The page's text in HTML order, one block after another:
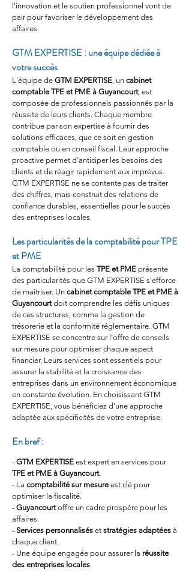
l'innovation et le soutien professionnel vont de
pair pour favoriser le développement des
affaires.
GTM EXPERTISE : une équipe dédiée à
votre succès
L'équipe de GTM EXPERTISE, un cabinet
comptable TPE et PME à Guyancourt, est
composée de professionnels passionnés par la
réussite de leurs clients. Chaque membre
contribue par son expertise à fournir des
solutions efficaces, que ce soit en gestion
comptable ou en conseil fiscal. Leur approche
proactive permet d'anticiper les besoins des
clients et de réagir rapidement aux imprévus.
GTM EXPERTISE ne se contente pas de traiter
des chiffres, mais construit des relations de
confiance durables, essentielles pour le succès
des entreprises locales.
Les particularités de la comptabilité pour TPE
et PME
La comptabilité pour les TPE et PME présente
des particularités que GTM EXPERTISE s'efforce
de maîtriser. Un cabinet comptable TPE et PME à
Guyancourt doit comprendre les défis uniques
de ces structures, comme la gestion de
trésorerie et la conformité réglementaire. GTM
EXPERTISE se concentre sur l'offre de conseils
sur mesure pour optimiser chaque aspect
financier. Leurs services sont essentiels pour
assurer la stabilité et la croissance des
entreprises dans un environnement économique
en constante évolution. En choisissant GTM
EXPERTISE, vous bénéficiez d'une approche
adaptée aux spécificités de votre entreprise.
En bref :
- GTM EXPERTISE est expert en services pour
TPE et PME à Guyancourt.
- La comptabilité sur mesure est clé pour
optimiser la fiscalité.
- Guyancourt offre un cadre prospère pour les
affaires.
- Services personnalisés et stratégies adaptées à
chaque client.
- Une équipe engagée pour assurer la réussite
des entreprises locales.